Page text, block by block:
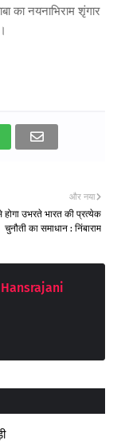
का नयनाभिराम शृंगार
और नया
होगा उभरते भारत की प्रत्येक
चुनौती का समाधान : निंबाराम